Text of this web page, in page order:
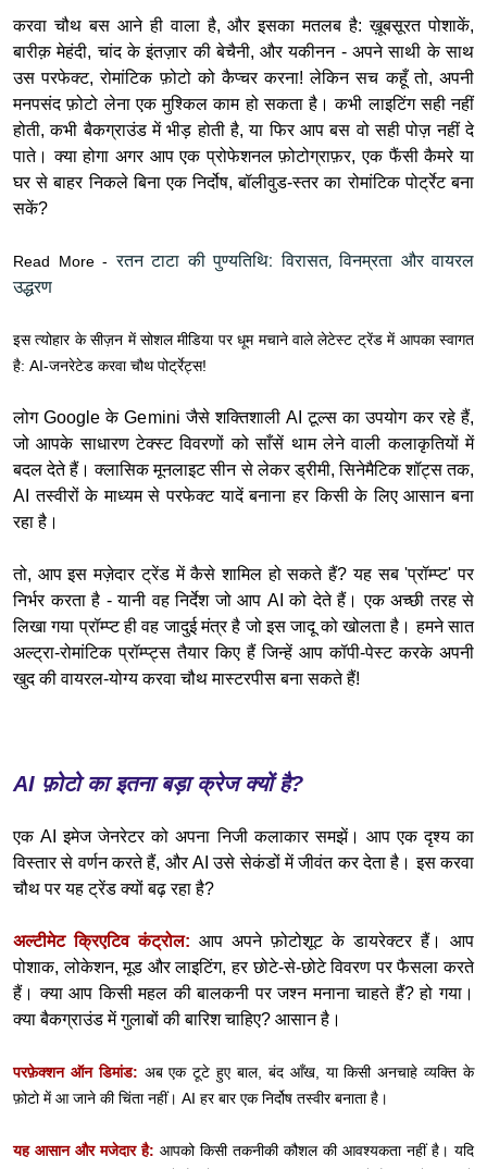
करवा चौथ बस आने ही वाला है, और इसका मतलब है: ख़ूबसूरत पोशाकें,
बारीक़ मेहंदी, चांद के इंतज़ार की बेचैनी, और यकीनन - अपने साथी के साथ
उस परफेक्ट, रोमांटिक फ़ोटो को कैप्चर करना!लेकिन सच कहूँ तो, अपनी
मनपसंद फ़ोटो लेना एक मुश्किल काम हो सकता है। कभी लाइटिंग सही नहीं
होती, कभी बैकग्राउंड में भीड़ होती है, या फिर आप बस वो सही पोज़ नहीं दे
पाते।क्या होगा अगर आप एक प्रोफेशनल फ़ोटोग्राफ़र, एक फैंसी कैमरे या
घर से बाहर निकले बिना एक निर्दोष, बॉलीवुड-स्तर का रोमांटिक पोर्ट्रेट बना
सकें?
Read More - रतन टाटा की पुण्यतिथि: विरासत, विनम्रता और वायरल
उद्धरण
इस त्योहार के सीज़न में सोशल मीडिया पर धूम मचाने वाले लेटेस्ट ट्रेंड में आपका स्वागत
है: AI-जनरेटेड करवा चौथ पोर्ट्रेट्स!
लोग Google के Gemini जैसे शक्तिशाली AI टूल्स का उपयोग कर रहे हैं,
जो आपके साधारण टेक्स्ट विवरणों को साँसें थाम लेने वाली कलाकृतियों में
बदल देते हैं। क्लासिक मूनलाइट सीन से लेकर ड्रीमी, सिनेमैटिक शॉट्स तक,
AI तस्वीरों के माध्यम से परफेक्ट यादें बनाना हर किसी के लिए आसान बना
रहा है।
तो, आप इस मज़ेदार ट्रेंड में कैसे शामिल हो सकते हैं? यह सब 'प्रॉम्प्ट' पर
निर्भर करता है - यानी वह निर्देश जो आप AI को देते हैं। एक अच्छी तरह से
लिखा गया प्रॉम्प्ट ही वह जादुई मंत्र है जो इस जादू को खोलता है। हमने सात
अल्ट्रा-रोमांटिक प्रॉम्प्ट्स तैयार किए हैं जिन्हें आप कॉपी-पेस्ट करके अपनी
खुद की वायरल-योग्य करवा चौथ मास्टरपीस बना सकते हैं!
AI फ़ोटो का इतना बड़ा क्रेज क्यों है?
एक AI इमेज जेनरेटर को अपना निजी कलाकार समझें। आप एक दृश्य का
विस्तार से वर्णन करते हैं, और AI उसे सेकंडों में जीवंत कर देता है। इस करवा
चौथ पर यह ट्रेंड क्यों बढ़ रहा है?
अल्टीमेट क्रिएटिव कंट्रोल: आप अपने फ़ोटोशूट के डायरेक्टर हैं। आप
पोशाक, लोकेशन, मूड और लाइटिंग, हर छोटे-से-छोटे विवरण पर फैसला करते
हैं। क्या आप किसी महल की बालकनी पर जश्न मनाना चाहते हैं? हो गया।
क्या बैकग्राउंड में गुलाबों की बारिश चाहिए? आसान है।
परफ़ेक्शन ऑन डिमांड: अबएक टूटे हुए बाल, बंद आँख, या किसी अनचाहे व्यक्ति के
फ़ोटो में आ जाने की चिंता नहीं। AI हर बार एक निर्दोष तस्वीर बनाता है।
यह आसान और मजेदार है: आपको किसी तकनीकी कौशल की आवश्यकता नहीं है। यदि